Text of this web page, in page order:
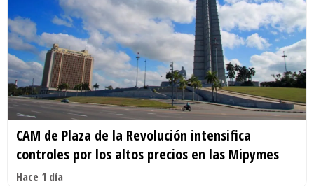
CAM de Plaza de la Revolución intensifica
controles por los altos precios en las Mipymes
Hace 1 día